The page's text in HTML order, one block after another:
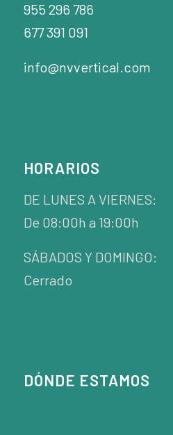
955 296 786
677 391 091
info@nvvertical.com
HORARIOS
DE LUNES A VIERNES:
De 08:00h a 19:00h
SÁBADOS Y DOMINGO:
Cerrado
DÓNDE ESTAMOS